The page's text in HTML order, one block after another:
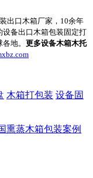
出口木箱厂家，10余年
设备出口木箱包装固定打
地。 更多设备木箱木托
木箱打包装 设备固
熏蒸木箱包装案例